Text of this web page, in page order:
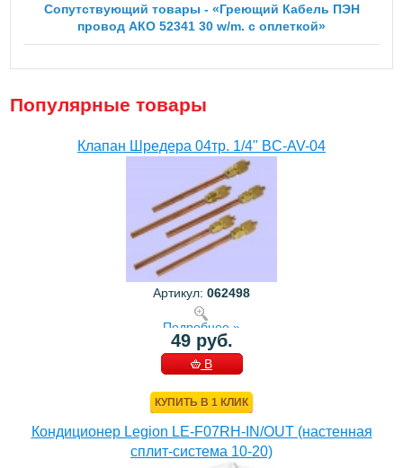
Сопутствующий товары - «Греющий Кабель ПЭН
провод АКО 52341 30 w/m. с оплеткой»
Популярные товары
Клапан Шредера 04тр. 1/4" BC-AV-04
Артикул: 062498
Подробнее »
49 руб.
В
КУПИТЬ В 1 КЛИК
Кондиционер Legion LE-F07RH-IN/OUT (настенная
сплит-система 10-20)